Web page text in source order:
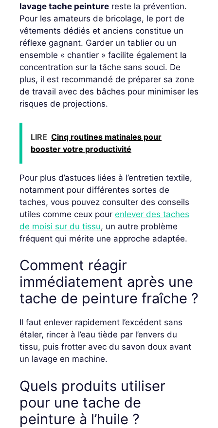
lavage tache peinture reste la prévention.
Pour les amateurs de bricolage, le port de
vêtements dédiés et anciens constitue un
réflexe gagnant. Garder un tablier ou un
ensemble « chantier » facilite également la
concentration sur la tâche sans souci. De
plus, il est recommandé de préparer sa zone
de travail avec des bâches pour minimiser les
risques de projections.
LIRE Cinq routines matinales pour
booster votre productivité
Pour plus d’astuces liées à l’entretien textile,
notamment pour différentes sortes de
taches, vous pouvez consulter des conseils
utiles comme ceux pour enlever des taches
de moisi sur du tissu, un autre problème
fréquent qui mérite une approche adaptée.
Comment réagir
immédiatement après une
tache de peinture fraîche ?
Il faut enlever rapidement l’excédent sans
étaler, rincer à l’eau tiède par l’envers du
tissu, puis frotter avec du savon doux avant
un lavage en machine.
Quels produits utiliser
pour une tache de
peinture à l’huile ?